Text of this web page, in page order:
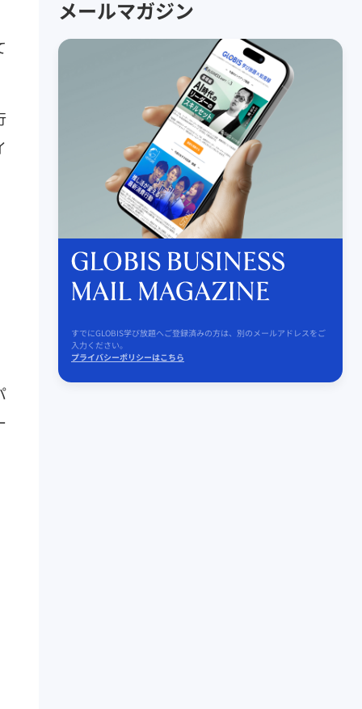
メールマガジン
すでにGLOBIS学び放題へご登録済みの方は、別のメールアドレスをご
入力ください。
プライバシーポリシーはこちら